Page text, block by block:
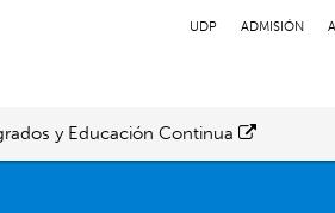
UDP ADMISIÓN
y Educación Continua